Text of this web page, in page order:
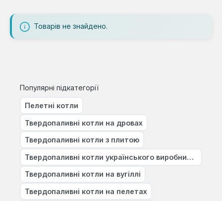
Товарів не знайдено.
Популярні підкатегорії
Пелетні котли
Твердопаливні котли на дровах
Твердопаливні котли з плитою
Твердопаливні котли українського виробництва
Твердопаливні котли на вугіллі
Твердопаливні котли на пелетах